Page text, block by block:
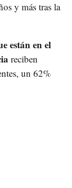
y más tras la
están en el
reciben
un 62%